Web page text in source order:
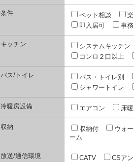
条件 ペット相談
即入居可
事
キッチン
システムキッチン
コンロ２口以上
バス/トイレ
バス・トイレ別
シャワートイレ
冷暖房設備 エアコン 床
収納 収納付
ウォ
ーム
放送/通信環境 CATV
CSア